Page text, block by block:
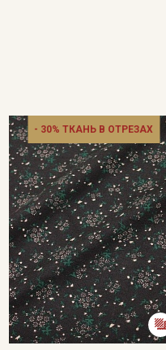
- 30% ТКАНЬ В ОТРЕЗАХ